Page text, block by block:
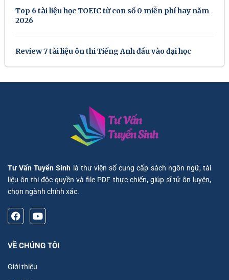
Top 6 tài liệu học TOEIC từ con số 0 miễn phí hay năm
2026
Review 7 tài liệu ôn thi Tiếng Anh đầu vào đại học
Tư Vấn Tuyển Sinh là thư viện số cung cấp sách ngôn ngữ, tài
liệu ôn thi độc quyền và file PDF thực chiến, giúp sĩ tử ôn luyện,
chọn ngành chính xác.
VỀ CHÚNG TÔI
Giới thiệu